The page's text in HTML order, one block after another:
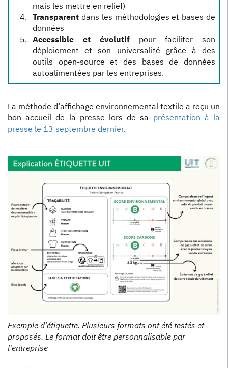
mais les mettre en relief)
Transparent dans les méthodologies et bases de
données
Accessible et évolutif pour faciliter son
déploiement et son universalité grâce à des
outils open-source et des bases de données
autoalimentées par les entreprises.
La méthode d’affichage environnemental textile a reçu un
bon accueil de la presse lors de sa présentation à la
presse le 13 septembre dernier.
Exemple d'étiquette. Plusieurs formats ont été testés et
proposés. Le format doit être personnalisable par
l'entreprise